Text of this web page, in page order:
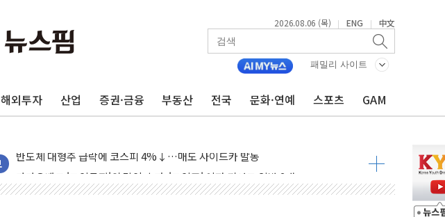
2026.08.06 (목) | ENG | 中文
패밀리 사이트
해외투자 산업 증권·금융 부동산 전국 문화·연예 스포츠 GAM
미래에셋자산운용 "변동성 커진 AI 반도체, 메모리 넘어 밸류체인 분산 투자해야"
카카오뱅크 '모임통장'의 락인 효과, '모임주' 이자 기여도 일반 2배
더본코리아 홍콩반점, '부산 돼지국밥짬뽕' 2주간 전국 한시 판매